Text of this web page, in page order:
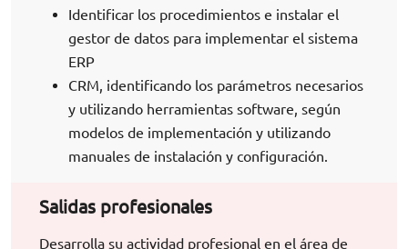
Identificar los procedimientos e instalar el
gestor de datos para implementar el sistema
ERP
CRM, identificando los parámetros necesarios
y utilizando herramientas software, según
modelos de implementación y utilizando
manuales de instalación y configuración.
Salidas profesionales
Desarrolla su actividad profesional en el área de